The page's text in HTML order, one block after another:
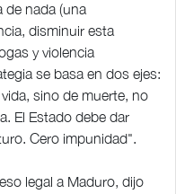
de nada (una
disminuir esta
y violencia
se basa en dos ejes:
sino de muerte, no
El Estado debe dar
Cero impunidad".
legal a Maduro, dijo